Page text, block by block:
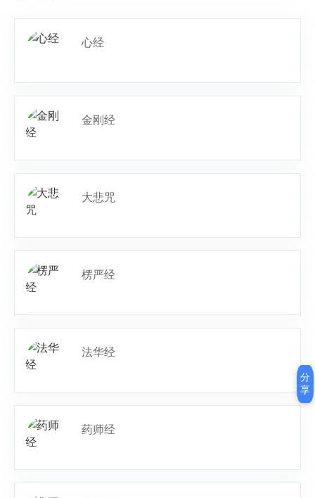
心经
金刚经
大悲咒
楞严经
法华经
药师经
分
享